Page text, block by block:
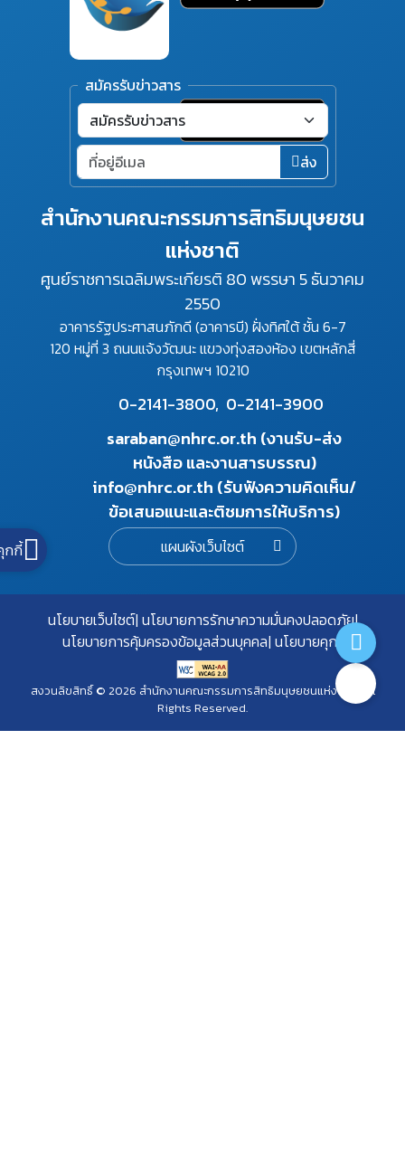
สำนักงานคณะกรรมการสิทธิมนุษยชน
แห่งชาติ
ศูนย์ราชการเฉลิมพระเกียรติ 80 พรรษา 5 ธันวาคม
2550
อาคารรัฐประศาสนภักดี (อาคารบี) ฝั่งทิศใต้ ชั้น 6-7
120 หมู่ที่ 3 ถนนแจ้งวัฒนะ แขวงทุ่งสองห้อง เขตหลักสี่
กรุงเทพฯ 10210
0-2141-3800, 0-2141-3900
saraban@nhrc.or.th (งานรับ-ส่ง
หนังสือ และงานสารบรรณ)
info@nhrc.or.th (รับฟังความคิดเห็น/
ข้อเสนอแนะและติชมการให้บริการ)
แผนผังเว็บไซต์
สมัครรับข่าวสาร
ส่ง
นโยบายเว็บไซต์ นโยบายการรักษาความมั่นคงปลอดภัย
นโยบายการคุ้มครองข้อมูลส่วนบุคคล นโยบายคุกกี้
สงวนลิขสิทธิ์ © 2026 สำนักงานคณะกรรมการสิทธิมนุษยชนแห่งชาติ. All
Rights Reserved.
กกี้